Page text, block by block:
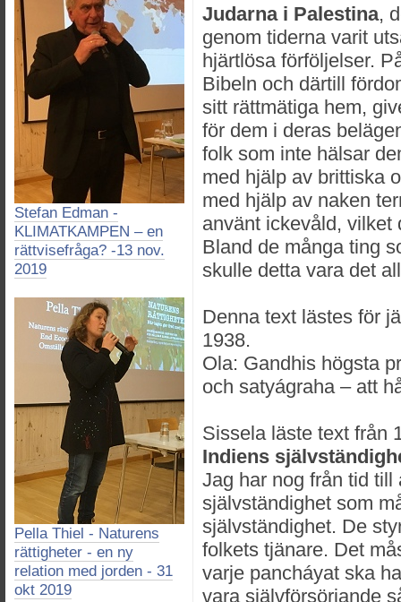
Stefan Edman -
KLIMATKAMPEN – en
rättvisefråga? -13 nov.
2019
Pella Thiel - Naturens
rättigheter - en ny
relation med jorden - 31
okt 2019
Judarna i Palestina,
genom tiderna varit
hjärtlösa förföljelser.
Bibeln och därtill
sitt rättmätiga hem,
för dem i deras
folk som inte hälsar
med hjälp av brittiska
med hjälp av naken
använt ickevåld, vilket
Bland de många ting
skulle detta vara det
Denna text lästes för
1938.
Ola: Gandhis högsta
och satyágraha – att
Sissela läste text från
Indiens
Jag har nog från tid
självständighet som
självständighet. De
folkets tjänare. Det
varje pancháyat ska
vara självförsörjande